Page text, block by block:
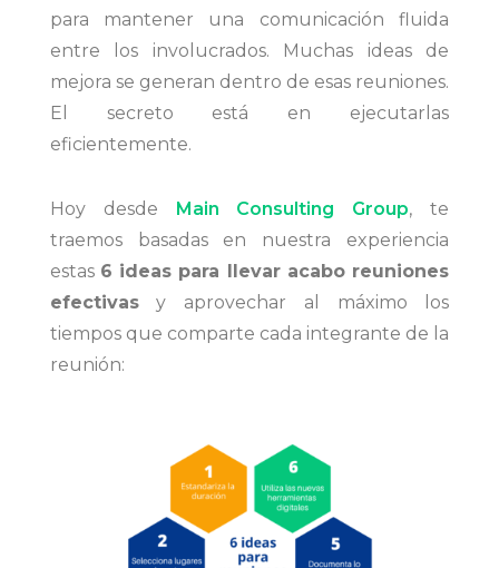
para mantener una comunicación fluida
entre los involucrados. Muchas ideas de
mejora se generan dentro de esas reuniones.
El secreto está en ejecutarlas
eficientemente.
Hoy desde Main Consulting Group, te
traemos basadas en nuestra experiencia
estas 6 ideas para llevar acabo reuniones
efectivasy aprovechar al máximo los
tiempos que comparte cada integrante de la
reunión: